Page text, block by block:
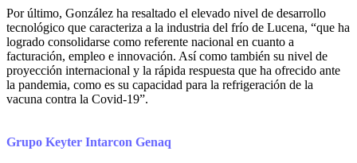
Por último, González ha resaltado el elevado nivel de desarrollo
tecnológico que caracteriza a la industria del frío de Lucena, “que ha
logrado consolidarse como referente nacional en cuanto a
facturación, empleo e innovación. Así como también su nivel de
proyección internacional y la rápida respuesta que ha ofrecido ante
la pandemia, como es su capacidad para la refrigeración de la
vacuna contra la Covid-19”.
Grupo Keyter Intarcon Genaq